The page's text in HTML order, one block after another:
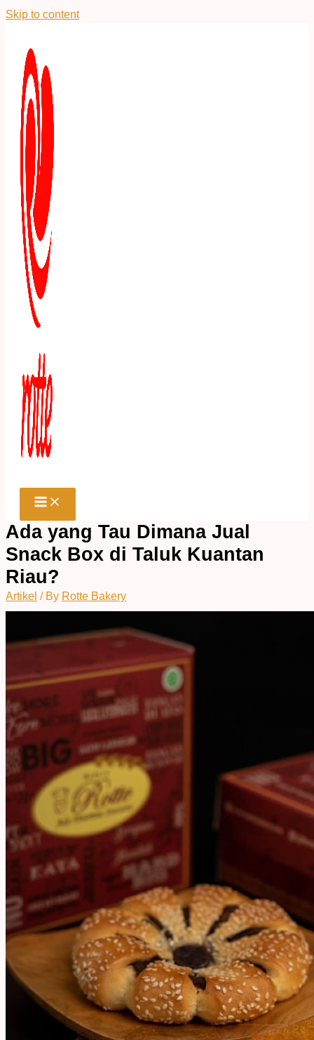
Skip to content
Ada yang Tau Dimana Jual
Snack Box di Taluk Kuantan
Riau?
Artikel / By Rotte Bakery